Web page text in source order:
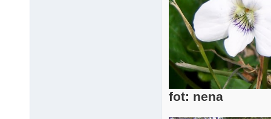
fot: nena